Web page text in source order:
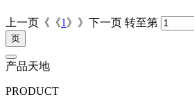
上一页《《1 》》下一页 转至第
产品天地
PRODUCT